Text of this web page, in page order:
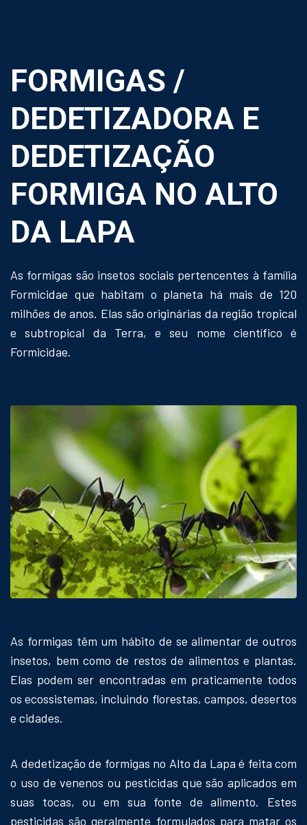
FORMIGAS /
DEDETIZADORA E
DEDETIZAÇÃO
FORMIGA NO ALTO
DA LAPA
As formigas são insetos sociais pertencentes à família
Formicidae que habitam o planeta há mais de 120
milhões de anos. Elas são originárias da região tropical
e subtropical da Terra, e seu nome científico é
Formicidae.
As formigas têm um hábito de se alimentar de outros
insetos, bem como de restos de alimentos e plantas.
Elas podem ser encontradas em praticamente todos
os ecossistemas, incluindo florestas, campos, desertos
e cidades.
A dedetização de formigas no Alto da Lapa é feita com
o uso de venenos ou pesticidas que são aplicados em
suas tocas, ou em sua fonte de alimento. Estes
pesticidas são geralmente formulados para matar os